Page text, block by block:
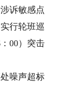
诉敏感点
行轮班巡
00）突击
噪声超标